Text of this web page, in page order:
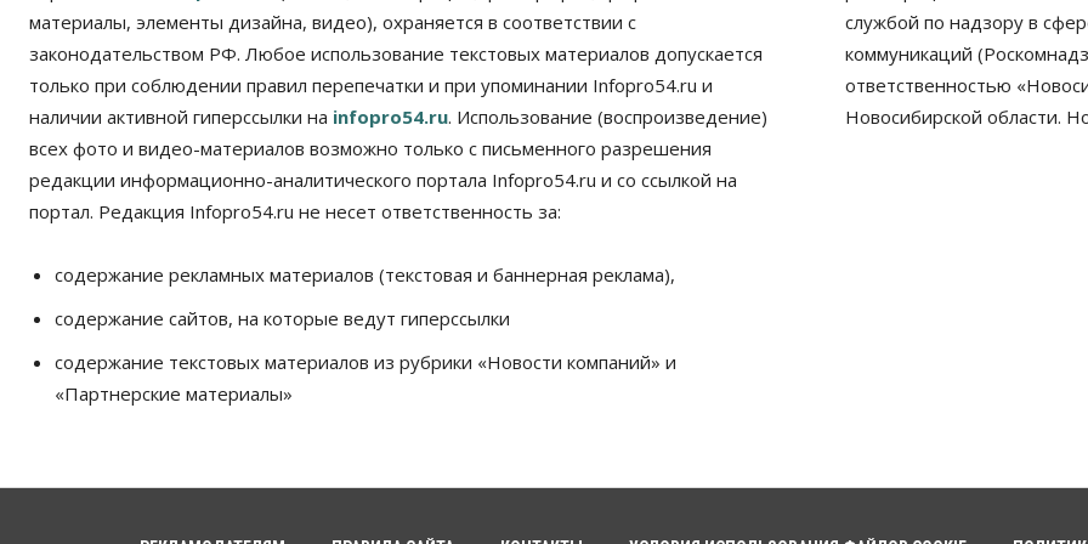
материалы, элементы дизайна, видео), охраняется в соответствии с
законодательством РФ. Любое использование текстовых материалов допускается
только при соблюдении правил перепечатки и при упоминании Infopro54.ru и
наличии активной гиперссылки на infopro54.ru. Использование (воспроизведение)
всех фото и видео-материалов возможно только с письменного разрешения
редакции информационно-аналитического портала Infopro54.ru и со ссылкой на
портал. Редакция Infopro54.ru не несет ответственность за:
содержание рекламных материалов (текстовая и баннерная реклама),
содержание сайтов, на которые ведут гиперссылки
содержание текстовых материалов из рубрики «Новости компаний» и
«Партнерские материалы»
службой по надзору в
коммуникаций
ответственностью
Новосибирской области.